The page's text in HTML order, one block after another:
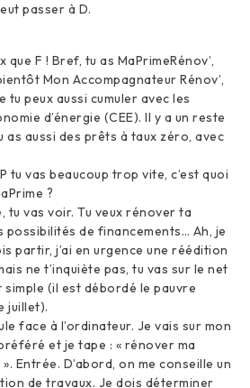
passer à D.
que F ! Bref, tu as MaPrimeRénov’,
Mon Accompagnateur Rénov’,
tu peux aussi cumuler avec les
d’énergie (CEE). Il y a un reste
as aussi des prêts à taux zéro, avec
tu vas beaucoup trop vite, c’est quoi
?
tu vas voir. Tu veux rénover ta
possibilités de financements… Ah, je
partir, j’ai en urgence une réédition
ne t’inquiète pas, tu vas sur le net
simple (il est débordé le pauvre
juillet).
face à l’ordinateur. Je vais sur mon
et je tape : « rénover ma
Entrée. D’abord, on me conseille un
de travaux. Je dois déterminer